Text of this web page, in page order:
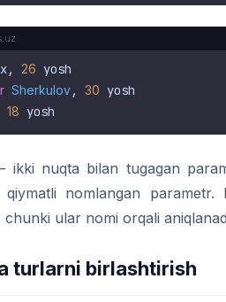
26
Sherkulov, 30 yosh
18
ikki nuqta bilan tugagan
qiymatli nomlangan
chunki ular nomi orqali
turlarni birlashtirish